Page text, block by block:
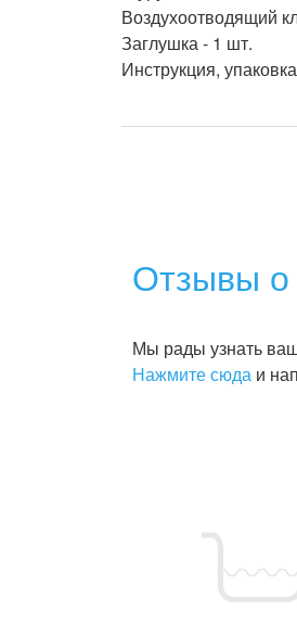
Воздухоотводящий
Заглушка - 1 шт.
Инструкция,
Отзывы о
Мы рады узнать
Нажмите сюда и